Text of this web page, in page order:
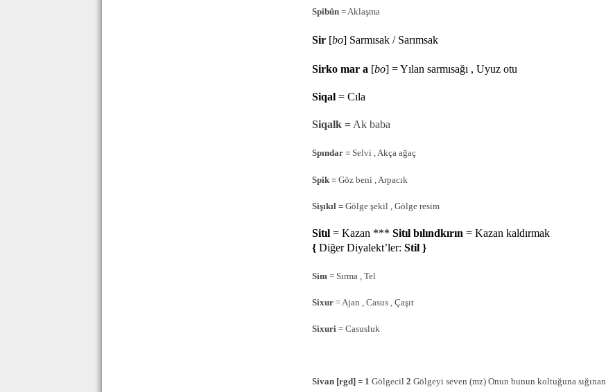
Spibûn =Aklaşma
Sir[bo] Sarmısak / Sarımsak
Sirko mar a [bo] = Yılan sarmısağı , Uyuz otu
Siqal= Cıla
Siqalk =Ak baba
Spındar =Selvi , Akça ağaç
Spik =Göz beni , Arpacık
Sişıkıl = Gölge şekil , Gölge resim
Sitıl= Kazan *** Sitıl bılındkırın = Kazan kaldırmak
{ Diğer Diyalekt’ler: Stil }
Sim = Sırma , Tel
Sixur= Ajan , Casus , Çaşıt
Sixuri= Casusluk
Sivan [rgd] = 1 Gölgecil 2 Gölgeyi seven (mz) Onun bunun koltuğuna sığınan